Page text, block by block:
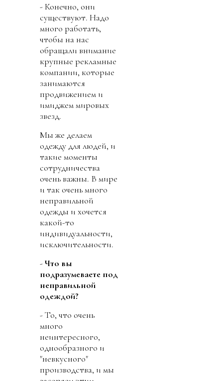
- Конечно, они
существуют. Надо
много работать,
чтобы на нас
обращали внимание
крупные рекламные
компании, которые
занимаются
продвижением и
имиджем мировых
звезд.
Мы же делаем
одежду для людей, и
такие моменты
сотрудничества
очень важны. В мире
и так очень много
неправильной
одежды и хочется
какой-то
индивидуальности,
исключительности.
-Что вы
подразумеваете под
неправильной
одеждой?
- То, что очень
много
неинтересного,
однообразного и
"невкусного"
производства, и мы